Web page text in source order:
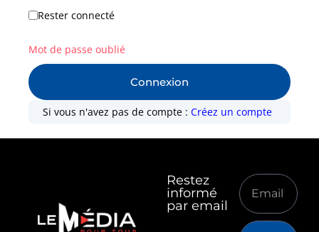
Rester connecté
Connexion
Mot de passe oublié
Si vous n'avez pas de compte :Créez un compte
Restez
informé
par email